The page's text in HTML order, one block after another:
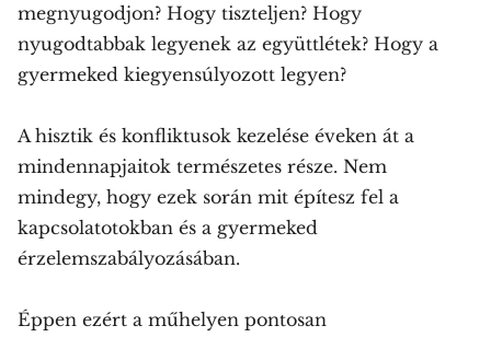
megnyugodjon? Hogy tiszteljen? Hogy
nyugodtabbak legyenek az együttlétek? Hogy a
gyermeked kiegyensúlyozott legyen?
A hisztik és konfliktusok kezelése éveken át a
mindennapjaitok természetes része. Nem
mindegy, hogy ezek során mit építesz fel a
kapcsolatotokban és a gyermeked
érzelemszabályozásában.
Éppen ezért a műhelyen pontosan